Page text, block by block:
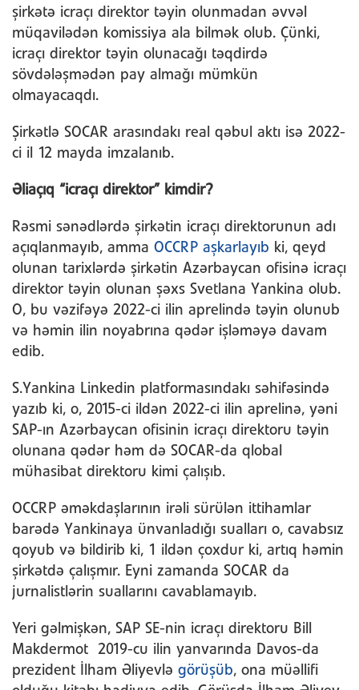
şirkətə icraçı direktor təyin olunmadan əvvəl
müqavilədən komissiya ala bilmək olub. Çünki,
icraçı direktor təyin olunacağı təqdirdə
sövdələşmədən pay almağı mümkün
olmayacaqdı.
Şirkətlə SOCAR arasındakı real qəbul aktı isə 2022-
ci il 12 mayda imzalanıb.
Əliaçıq “icraçı direktor” kimdir?
Rəsmi sənədlərdə şirkətin icraçı direktorunun adı
açıqlanmayıb, amma OCCRP aşkarlayıb ki, qeyd
olunan tarixlərdə şirkətin Azərbaycan ofisinə icraçı
direktor təyin olunan şəxs Svetlana Yankina olub.
O, bu vəzifəyə 2022-ci ilin aprelində təyin olunub
və həmin ilin noyabrına qədər işləməyə davam
edib.
S.Yankina Linkedin platformasındakı səhifəsində
yazıb ki, o, 2015-ci ildən 2022-ci ilin aprelinə, yəni
SAP-ın Azərbaycan ofisinin icraçı direktoru təyin
olunana qədər həm də SOCAR-da qlobal
mühasibat direktoru kimi çalışıb.
OCCRP əməkdaşlarının irəli sürülən ittihamlar
barədə Yankinaya ünvanladığı sualları o, cavabsız
qoyub və bildirib ki, 1 ildən çoxdur ki, artıq həmin
şirkətdə çalışmır. Eyni zamanda SOCAR da
jurnalistlərin suallarını cavablamayıb.
Yeri gəlmişkən, SAP SE-nin icraçı direktoru Bill
Makdermot 2019-cu ilin yanvarında Davos-da
prezident İlham Əliyevlə görüşüb, ona müəllifi